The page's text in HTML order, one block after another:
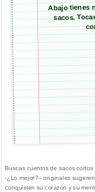
Abajo tienes
sacos.
Buscas cuentos de sacos
-¿Lo mejor?-- originales
conquisten su corazón y su